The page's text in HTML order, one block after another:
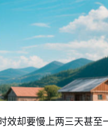
效却要慢上两三天甚至